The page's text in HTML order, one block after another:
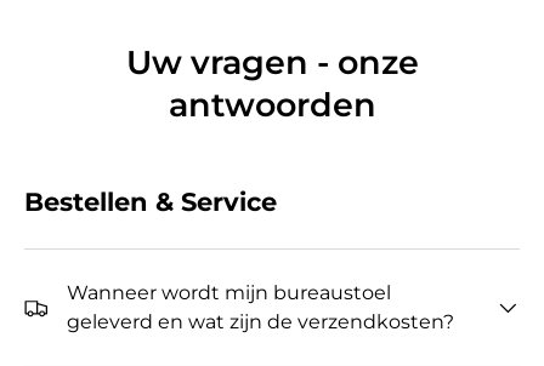
Uw vragen - onze
antwoorden
Bestellen & Service
Wanneer wordt mijn bureaustoel
geleverd en wat zijn de verzendkosten?